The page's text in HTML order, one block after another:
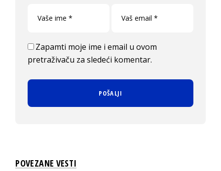
Zapamti moje ime i email u ovom
pretraživaču za sledeći komentar.
POVEZANE VESTI